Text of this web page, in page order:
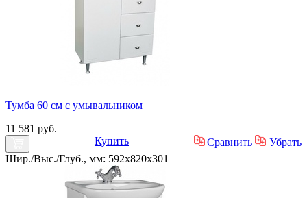
Тумба 60 см с умывальником
11 581 руб.
Купить
Сравнить
Убрать
Шир./Выс./Глуб., мм: 592x820x301